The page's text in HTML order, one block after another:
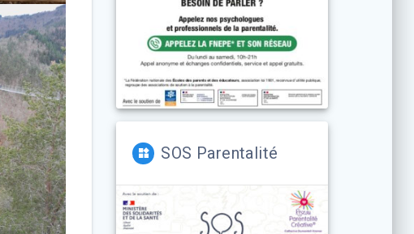
SOS Parentalité